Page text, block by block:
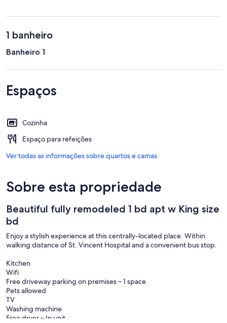
1 banheiro
Banheiro 1
Espaços
Cozinha
Espaço para refeições
Ver todas as informações sobre quartos e camas
Sobre esta propriedade
Beautiful fully remodeled 1 bd apt w King size
bd
Enjoy a stylish experience at this centrally-located place. Within
walking distance of St. Vincent Hospital and a convenient bus stop.
Kitchen
Wifi
Free driveway parking on premises – 1 space
Pets allowed
TV
Washing machine
Free dryer – In unit